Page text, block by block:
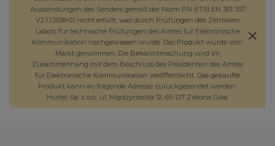
Aussendungen des Senders gemäß der Norm PN-ETSI EN 301 357
V2.1.1:2018-01 nicht erfüllt, was durch Prüfungen des Zentralen
Labors für technische Prüfungen des Amtes für Elektronische
Kommunikation nachgewiesen wurde. Das Produkt wurde vom
Markt genommen. Die Bekanntmachung wird im
Zusammenhang mit dem Beschluss des Präsidenten des Amtes
für Elektronische Kommunikation veröffentlicht. Das gekaufte
Produkt kann an folgende Adresse zurückgesendet werden:
Hurtel Sp. z o.o., ul. Międzyrzecka 12, 65-127 Zielona Góra.